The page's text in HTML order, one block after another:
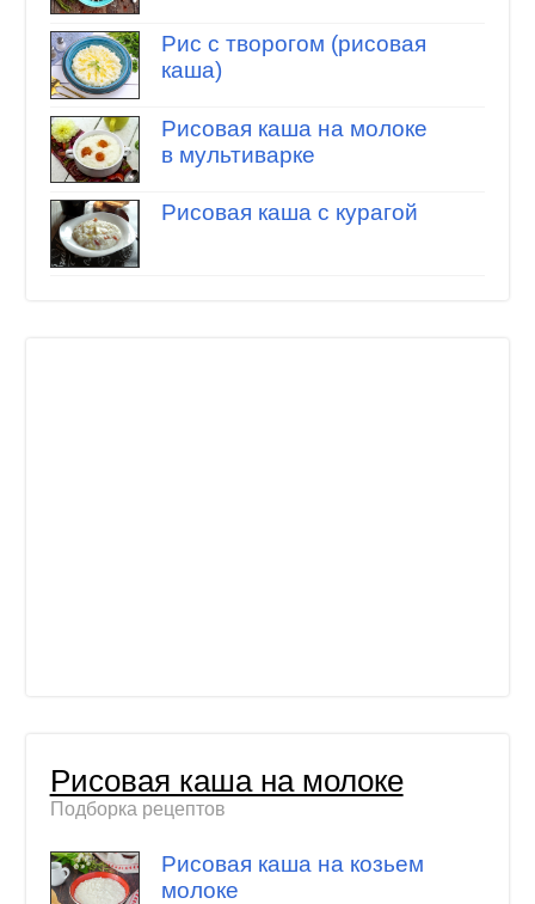
Рис с творогом (рисовая
каша)
Рисовая каша на молоке
в мультиварке
Рисовая каша с курагой
Рисовая каша на молоке
Подборка рецептов
Рисовая каша на козьем
молоке